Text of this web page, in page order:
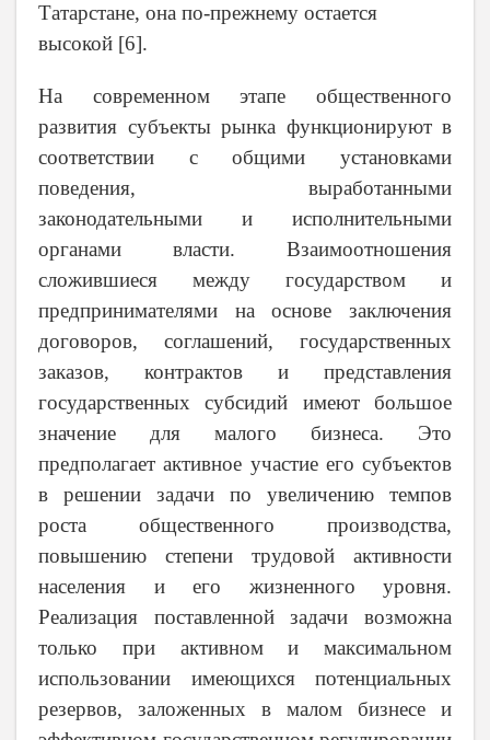
Татарстане, она по-прежнему остается
высокой [6].
На современном этапе общественного
развития субъекты рынка функционируют в
соответствии с общими установками
поведения, выработанными
законодательными и исполнительными
органами власти. Взаимоотношения
сложившиеся между государством и
предпринимателями на основе заключения
договоров, соглашений, государственных
заказов, контрактов и представления
государственных субсидий имеют большое
значение для малого бизнеса. Это
предполагает активное участие его субъектов
в решении задачи по увеличению темпов
роста общественного производства,
повышению степени трудовой активности
населения и его жизненного уровня.
Реализация поставленной задачи возможна
только при активном и максимальном
использовании имеющихся потенциальных
резервов, заложенных в малом бизнесе и